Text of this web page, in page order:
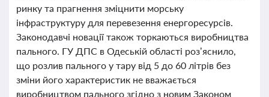
ринку та прагнення зміцнити морську
інфраструктуру для перевезення енергоресурсів.
Законодавчі новації також торкаються виробництва
пального. ГУ ДПС в Одеській області роз’яснило,
що розлив пального у тару від 5 до 60 літрів без
зміни його характеристик не вважається
виробництвом пального згідно з новим Законом